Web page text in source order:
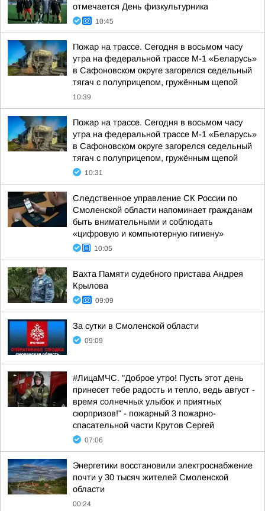
отмечается День физкультурника
10:45
Пожар на трассе. Сегодня в восьмом часу
утра на федеральной трассе М-1 «Беларусь»
в Сафоновском округе загорелся седельный
тягач с полуприцепом, гружённым щепой
10:39
Пожар на трассе. Сегодня в восьмом часу
утра на федеральной трассе М-1 «Беларусь»
в Сафоновском округе загорелся седельный
тягач с полуприцепом, гружённым щепой
10:31
Следственное управление СК России по
Смоленской области напоминает гражданам
быть внимательными и соблюдать
«цифровую и компьютерную гигиену»
10:05
Вахта Памяти судебного пристава Андрея
Крылова
09:09
За сутки в Смоленской области
09:09
#ЛицаМЧС. "Доброе утро! Пусть этот день
принесет тебе радость и тепло, ведь август -
время солнечных улыбок и приятных
сюрпризов!" - пожарный 3 пожарно-
спасательной части Крутов Сергей
07:06
Энергетики восстановили электроснабжение
почти у 30 тысяч жителей Смоленской
области
00:24